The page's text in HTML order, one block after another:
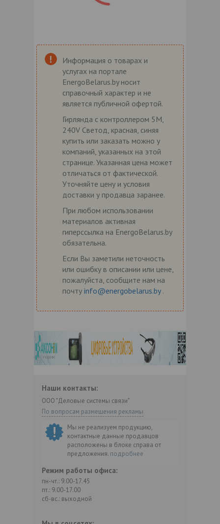
Информация о товарах и
услугах на портале
EnergoBelarus.by носит
справочный характер и не
является публичной офертой.
Гирлянда с контроллером 5M,
240V Светод, красная, синяя
купить или заказать можно у
компаний, указанных на этой
странице. Указанная цена может
отличаться от фактической.
Уточняйте цену и условия
доставки у продавца заранее.
При любом использовании
материалов активная
гиперссылка на EnergoBelarus.by
обязательна.
Если Вы заметили неточность
или ошибку в описании или цене,
пожалуйста, сообщите нам на
почту info@energobelarus.by .
Наши контакты:
ООО "Деловые системы связи"
По вопросам размещения рекламы
Мы не реализуем продукцию,
контактные данные продавцов
расположены в блоке справа от
предложения. подробнее
Режим работы офиса:
пн-чт.: 9.00-17.45
пт.: 9.00-17.00
сб-вс.: выходной